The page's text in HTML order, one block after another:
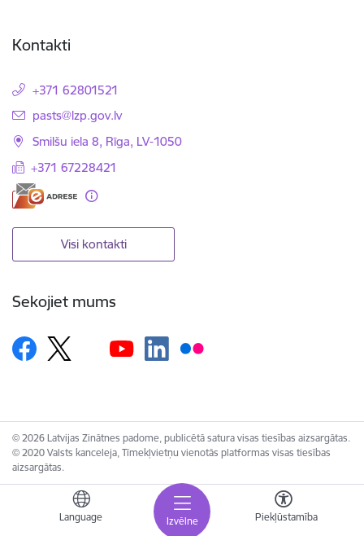
Izvēlne
Language Piekļūstamība
Kontakti
+371 62801521
E-pasts:
pasts@lzp.gov.lv
Smilšu iela 8, Rīga, LV-1050
+371 67228421
Visi kontakti
Sekojiet mums
© 2026 Latvijas Zinātnes padome, publicētā satura visas tiesības aizsargātas.
© 2020 Valsts kanceleja, Tīmekļvietņu vienotās platformas visas tiesības
aizsargātas.